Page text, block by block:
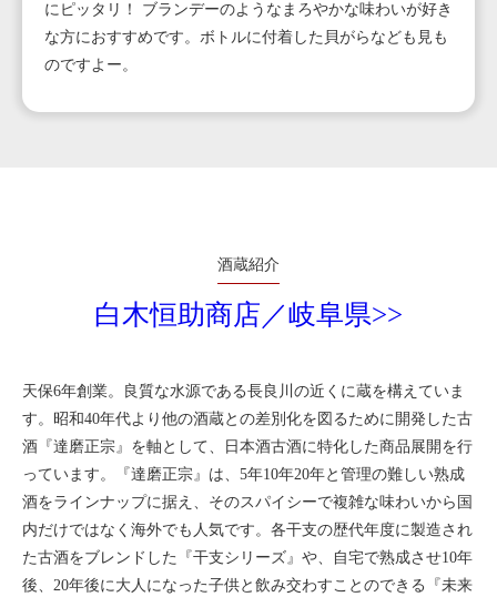
にピッタリ！ ブランデーのようなまろやかな味わいが好き
な方におすすめです。ボトルに付着した貝がらなども見も
のですよー。
酒蔵紹介
白木恒助商店／岐阜県>>
天保6年創業。良質な水源である長良川の近くに蔵を構えていま
す。昭和40年代より他の酒蔵との差別化を図るために開発した古
酒『達磨正宗』を軸として、日本酒古酒に特化した商品展開を行
っています。『達磨正宗』は、5年10年20年と管理の難しい熟成
酒をラインナップに据え、そのスパイシーで複雑な味わいから国
内だけではなく海外でも人気です。各干支の歴代年度に製造され
た古酒をブレンドした『干支シリーズ』や、自宅で熟成させ10年
後、20年後に大人になった子供と飲み交わすことのできる『未来